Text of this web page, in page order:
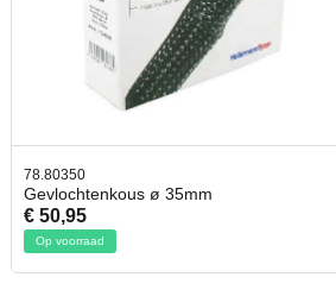
42.59551
Bit- en Doppenset 19 Delig Incl. Ratel
€ 19,95
Op voorraad